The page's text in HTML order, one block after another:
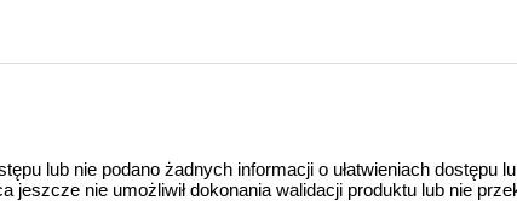
lub nie podano żadnych informacji o ułatwieniach dostępu
nie umożliwił dokonania walidacji produktu lub nie